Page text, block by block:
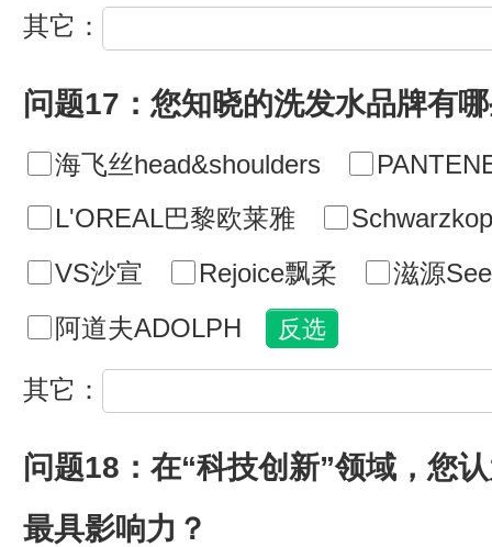
其它：
问题17：您知晓的洗发水品牌有
海飞丝head&shoulders
L'OREAL巴黎欧莱雅
VS沙宣
Rejoice飘柔
滋源
阿道夫ADOLPH
其它：
问题18：在“科技创新”领域，您
最具影响力？